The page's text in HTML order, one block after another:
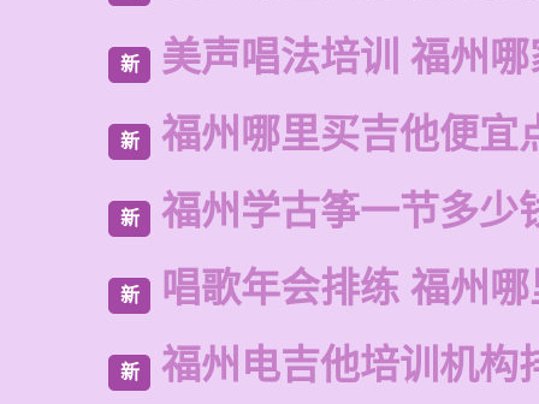
新 美声唱法培训 福州
新 福州哪里买吉他便宜
新 福州学古筝一节多少
新 唱歌年会排练 福州
新 福州电吉他培训机构